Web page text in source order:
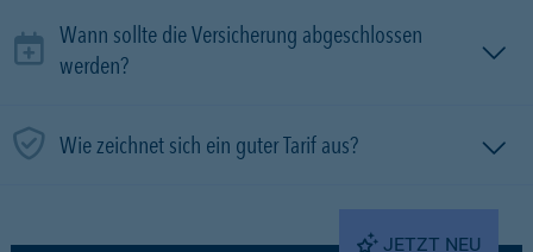
Wann sollte die Versicherung abgeschlossen
werden?
Wie zeichnet sich ein guter Tarif aus?
JETZT NEU